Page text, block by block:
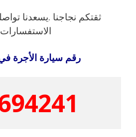
ثقتكم نجاجنا .يسعدنا
رقم سيارة الأجرة